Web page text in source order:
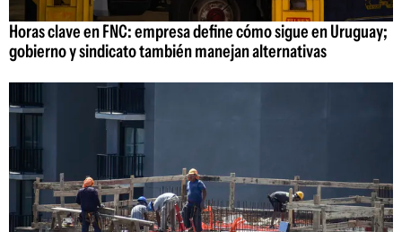
Horas clave en FNC: empresa define cómo sigue en Uruguay;
gobierno y sindicato también manejan alternativas